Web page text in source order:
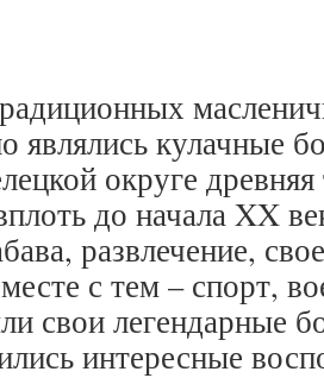
являлись кулачные
округе
до начала XX
развлечение,
с тем – спорт,
свои легендарные
интересные